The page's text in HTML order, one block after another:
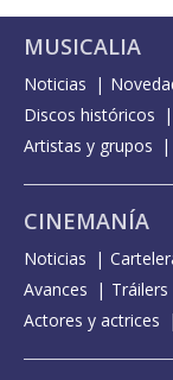
MUSICALIA
Noticias
Discos históricos
Artistas y grupos
CINEMANÍA
Noticias
Avances
Tráilers
Actores y actrices